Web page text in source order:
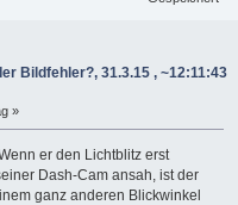
Bildfehler?, 31.3.15 , ~12:11:43
»
er den Lichtblitz erst
Dash-Cam ansah, ist der
ganz anderen Blickwinkel